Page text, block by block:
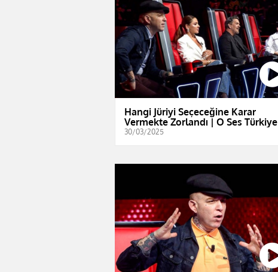
Hangi Jüriyi Seçeceğine Karar
Vermekte Zorlandı | O Ses Türkiye
30/03/2025